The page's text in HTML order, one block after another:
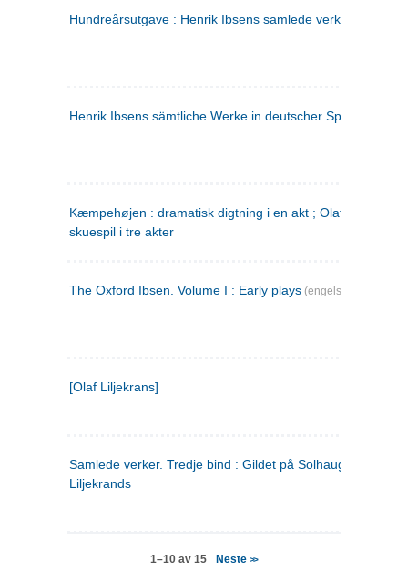
Hundreårsutgave : Henrik Ibsens samlede verker. 3
Henrik Ibsens sämtliche Werke in deutscher Sprache. 2
Kæmpehøjen : dramatisk digtning i en akt ; Olaf Liljekrans :
skuespil i tre akter
The Oxford Ibsen. Volume I : Early plays (engelsk)
[Olaf Liljekrans]
Samlede verker. Tredje bind : Gildet på Solhaug ; Olaf
Liljekrands
1–10 av 15 Neste>>